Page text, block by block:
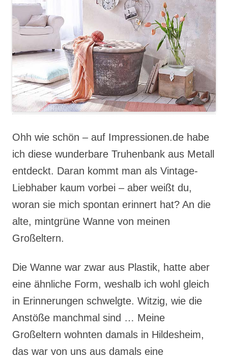
Ohh wie schön – auf Impressionen.de habe
ich diese wunderbare Truhenbank aus Metall
entdeckt. Daran kommt man als Vintage-
Liebhaber kaum vorbei – aber weißt du,
woran sie mich spontan erinnert hat? An die
alte, mintgrüne Wanne von meinen
Großeltern.
Die Wanne war zwar aus Plastik, hatte aber
eine ähnliche Form, weshalb ich wohl gleich
in Erinnerungen schwelgte. Witzig, wie die
Anstöße manchmal sind … Meine
Großeltern wohnten damals in Hildesheim,
das war von uns aus damals eine